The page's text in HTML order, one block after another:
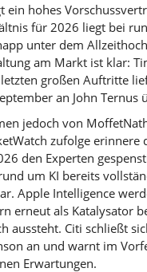
ein hohes
für 2026 liegt bei
unter dem
am Markt ist klar:
großen Auftritte
an John Ternus
jedoch von
zufolge erinnere
den Experten
um KI bereits
Apple Intelligence
erneut als Katalysator
aussteht. Citi schließt
an und warnt im
Erwartungen.